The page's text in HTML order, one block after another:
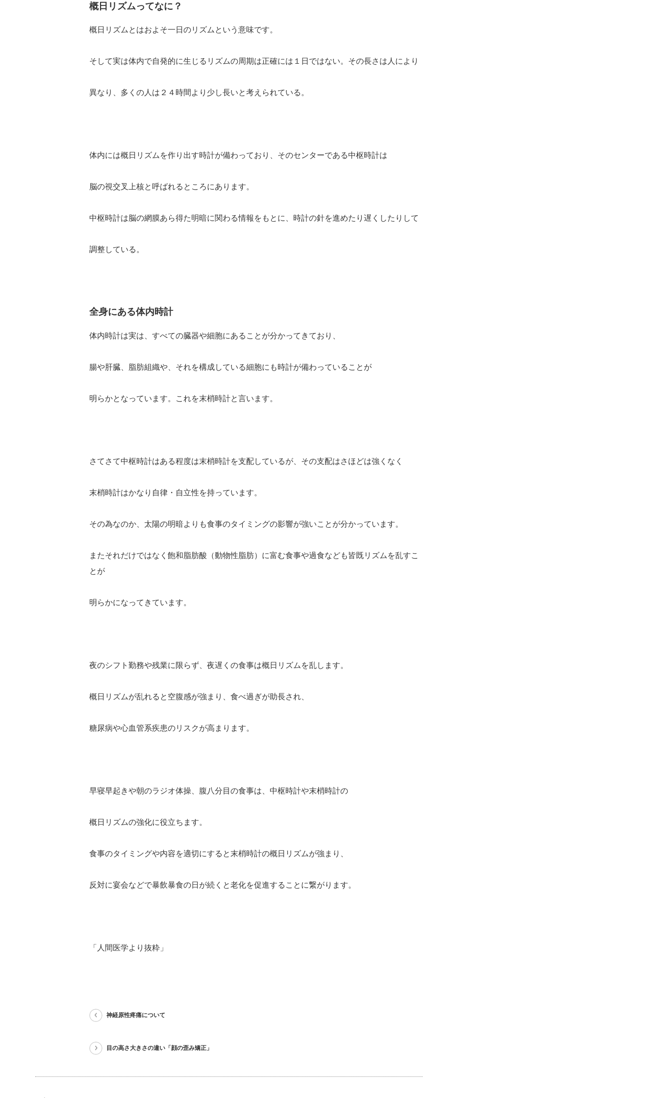
概日リズムってなに？
概日リズムとはおよそ一日のリズムという意味です。
そして実は体内で自発的に生じるリズムの周期は正確には１日ではない。その長さは人により
異なり、多くの人は２４時間より少し長いと考えられている。
体内には概日リズムを作り出す時計が備わっており、そのセンターである中枢時計は
脳の視交叉上核と呼ばれるところにあります。
中枢時計は脳の網膜あら得た明暗に関わる情報をもとに、時計の針を進めたり遅くしたりして
調整している。
全身にある体内時計
体内時計は実は、すべての臓器や細胞にあることが分かってきており、
腸や肝臓、脂肪組織や、それを構成している細胞にも時計が備わっていることが
明らかとなっています。これを末梢時計と言います。
さてさて中枢時計はある程度は末梢時計を支配しているが、その支配はさほどは強くなく
末梢時計はかなり自律・自立性を持っています。
その為なのか、太陽の明暗よりも食事のタイミングの影響が強いことが分かっています。
またそれだけではなく飽和脂肪酸（動物性脂肪）に富む食事や過食なども皆既リズムを乱すこ
とが
明らかになってきています。
夜のシフト勤務や残業に限らず、夜遅くの食事は概日リズムを乱します。
概日リズムが乱れると空腹感が強まり、食べ過ぎが助長され、
糖尿病や心血管系疾患のリスクが高まります。
早寝早起きや朝のラジオ体操、腹八分目の食事は、中枢時計や末梢時計の
概日リズムの強化に役立ちます。
食事のタイミングや内容を適切にすると末梢時計の概日リズムが強まり、
反対に宴会などで暴飲暴食の日が続くと老化を促進することに繋がります。
「人間医学より抜粋」
神経原性疼痛について
目の高さ大きさの違い「顔の歪み矯正」